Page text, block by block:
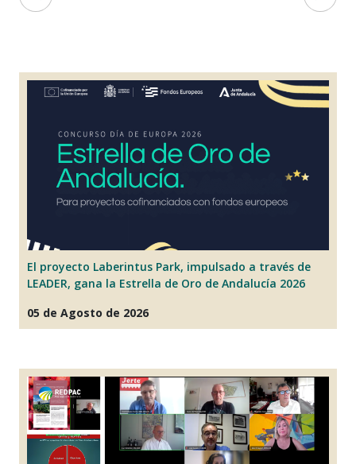
El proyecto Laberintus Park, impulsado a través de
LEADER, gana la Estrella de Oro de Andalucía 2026
05 de Agosto de 2026